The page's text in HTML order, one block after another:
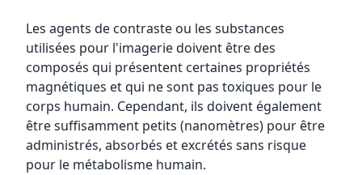
Les agents de contraste ou les substances
utilisées pour l'imagerie doivent être des
composés qui présentent certaines propriétés
magnétiques et qui ne sont pas toxiques pour le
corps humain. Cependant, ils doivent également
être suffisamment petits (nanomètres) pour être
administrés, absorbés et excrétés sans risque
pour le métabolisme humain.